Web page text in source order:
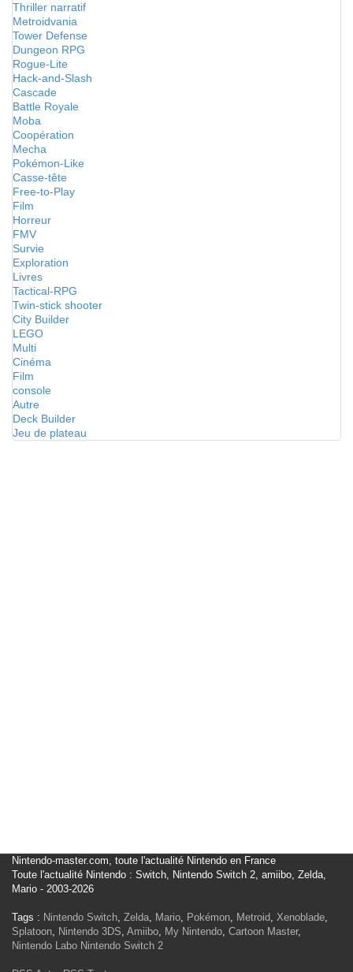
Thriller narratif
Metroidvania
Tower Defense
Dungeon RPG
Rogue-Lite
Hack-and-Slash
Cascade
Battle Royale
Moba
Coopération
Mecha
Pokémon-Like
Casse-tête
Free-to-Play
Film
Horreur
FMV
Survie
Exploration
Livres
Tactical-RPG
Twin-stick shooter
City Builder
LEGO
Multi
Cinéma
Film
console
Autre
Deck Builder
Jeu de plateau
Nintendo-master.com, toute l'actualité Nintendo en France
Toute l'actualité Nintendo : Switch, Nintendo Switch 2, amiibo, Zelda,
Mario - 2003-2026
Tags : Nintendo Switch, Zelda, Mario, Pokémon, Metroid, Xenoblade,
Splatoon, Nintendo 3DS, Amiibo, My Nintendo, Cartoon Master,
Nintendo Labo Nintendo Switch 2